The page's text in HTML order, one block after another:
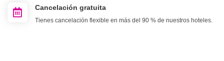
Cancelación gratuita
Tienes cancelación flexible en más del 90 % de nuestros hoteles.